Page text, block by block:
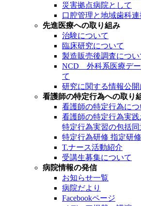
災害拠点病院として
口腔管理と地域歯科
先進医療への取り組み
治験について
臨床研究について
製造販売後調査につい
NCD 外科系医療デー
て
研究に関する情報公開
看護師の特定行為への取り
看護師の特定行為につ
看護師の特定行為実
特定行為実習の包括
特定行為研修 指定研
T.ナース活動紹介
受講生募集について
病院情報の発信
お知らせ一覧
病院だより
Facebookページ